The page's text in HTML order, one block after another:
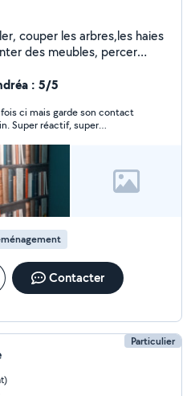
couper les arbres,les haies
: 5/5
ci mais garde son contact
Super réactif, super
Contacter
Particulier